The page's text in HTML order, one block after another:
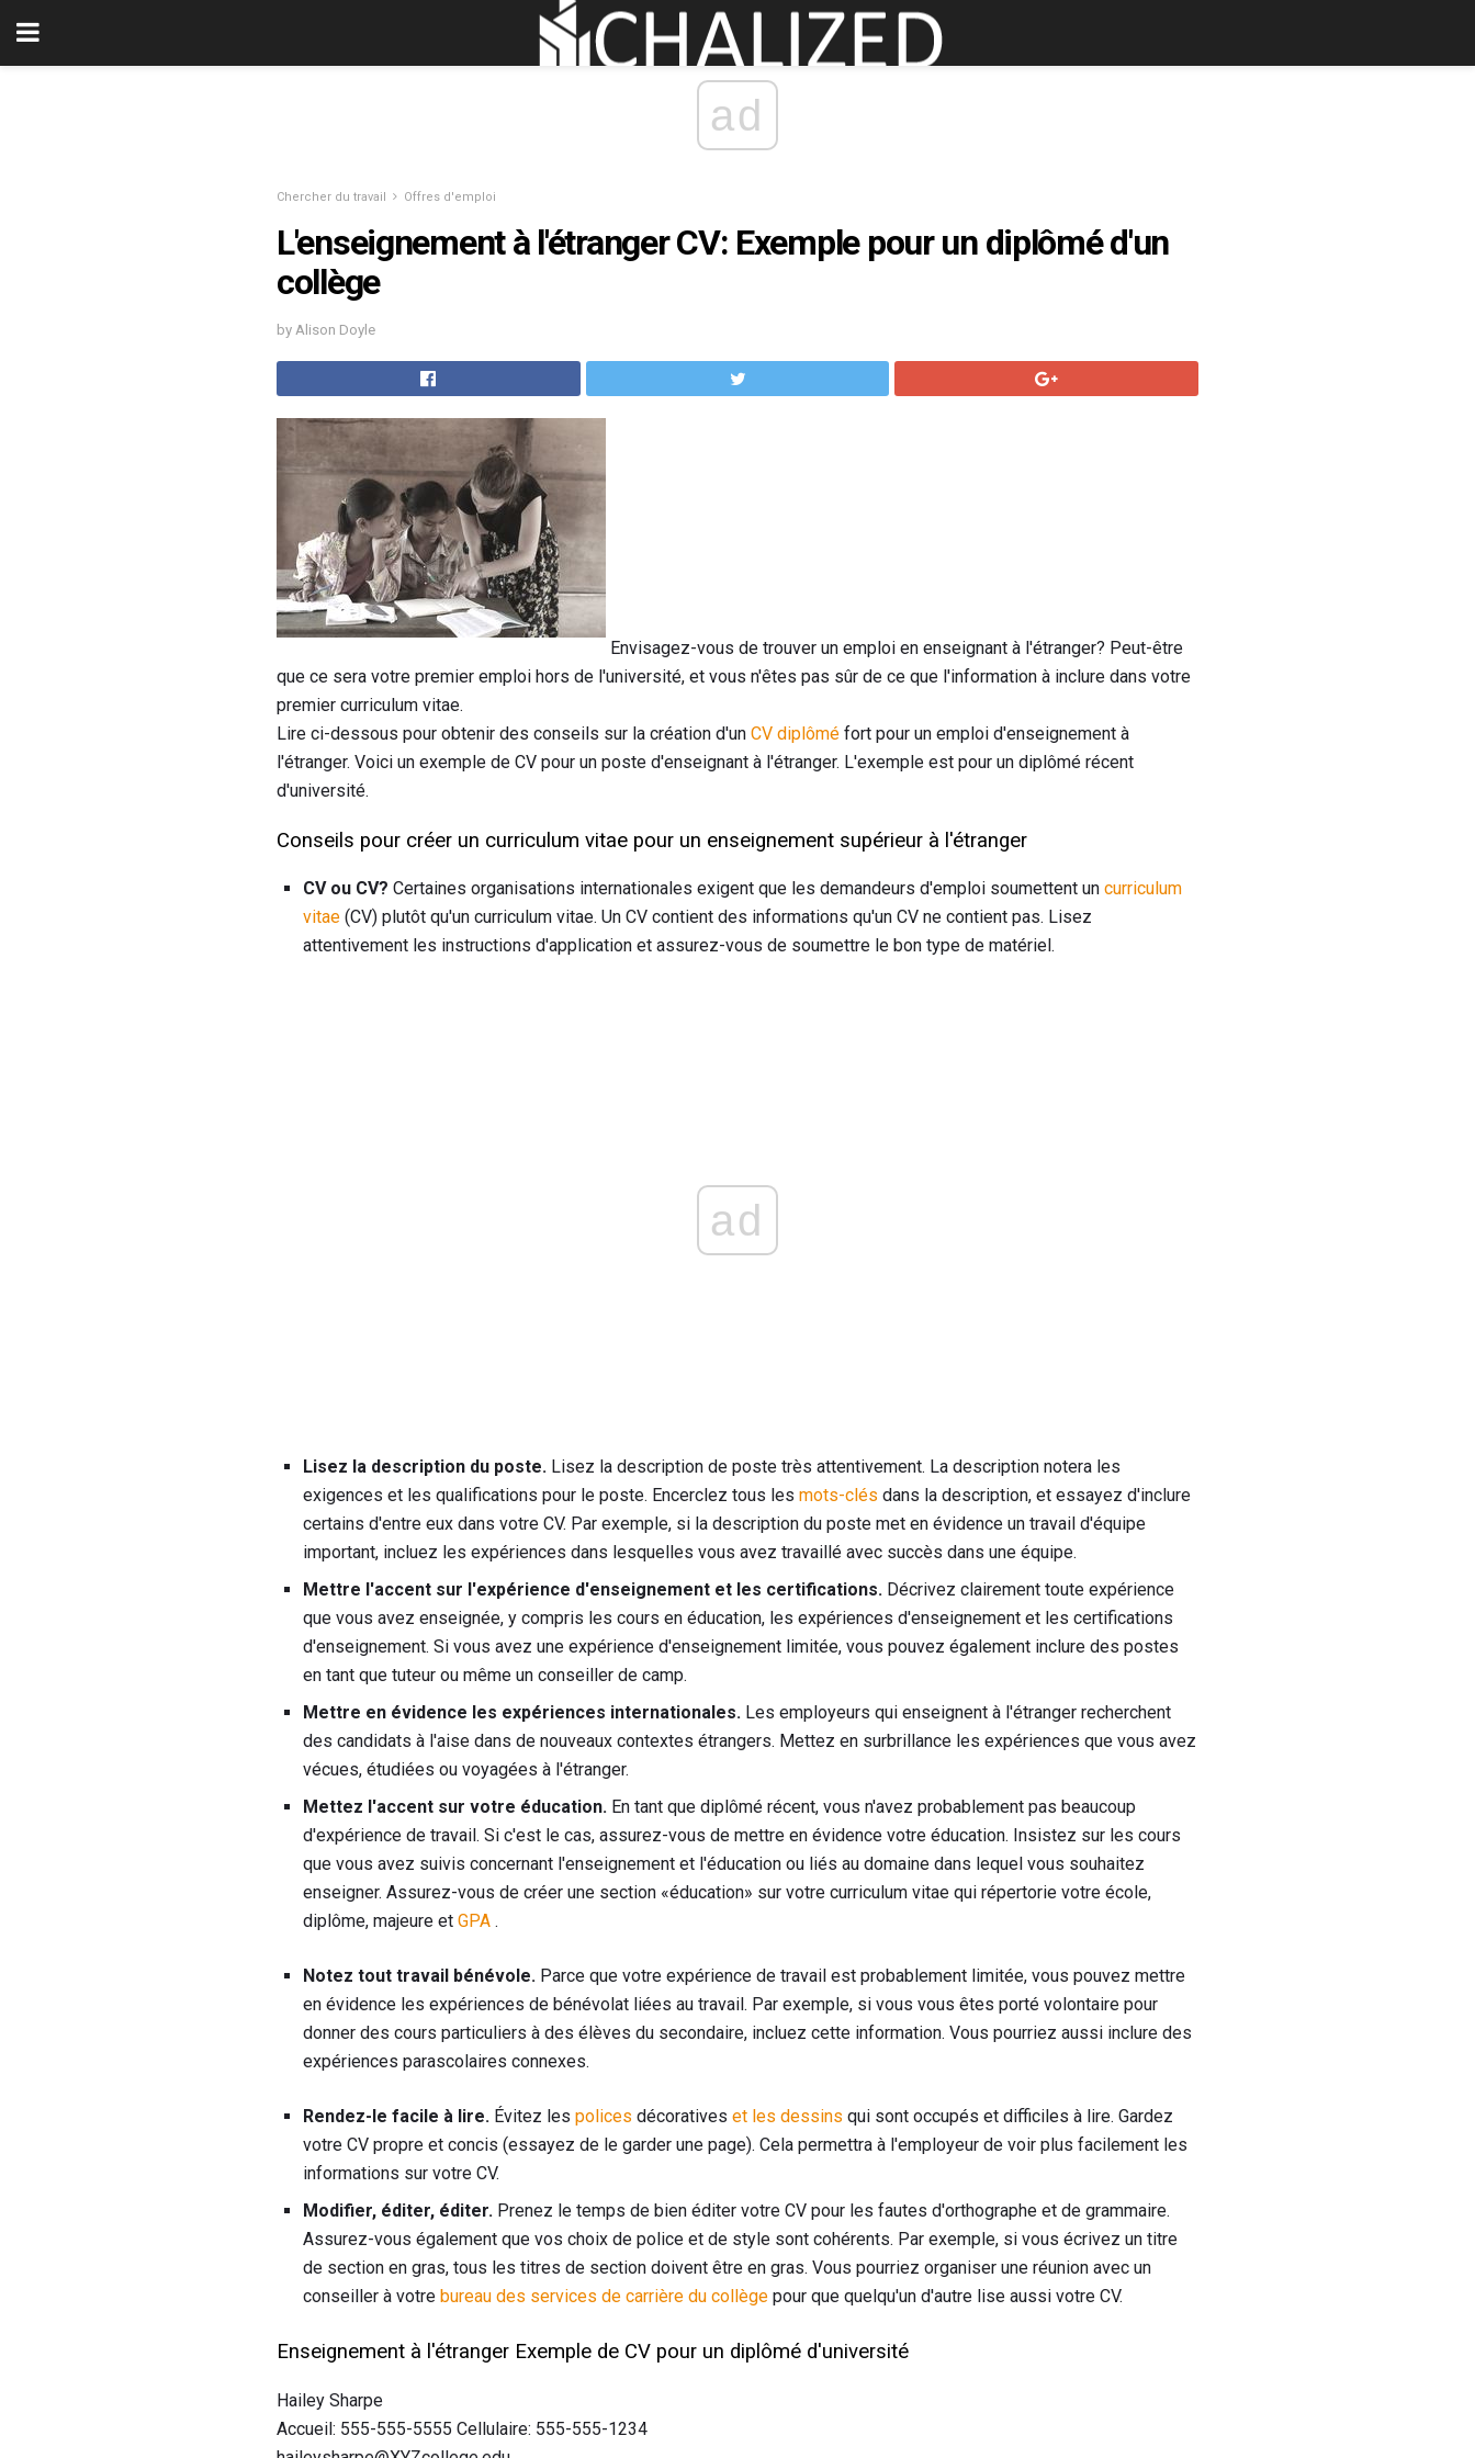
ad
Chercher du travail Offres d'emploi
L'enseignement à l'étranger CV: Exemple pour un diplômé d'un
collège
by Alison Doyle
Envisagez-vous de trouver un emploi en enseignant à l'étranger? Peut-être
que ce sera votre premier emploi hors de l'université, et vous n'êtes pas sûr de ce que l'information à inclure dans votre
premier curriculum vitae.
Lire ci-dessous pour obtenir des conseils sur la création d'un CV diplômé fort pour un emploi d'enseignement à
l'étranger. Voici un exemple de CV pour un poste d'enseignant à l'étranger. L'exemple est pour un diplômé récent
d'université.
Conseils pour créer un curriculum vitae pour un enseignement supérieur à l'étranger
CV ou CV? Certaines organisations internationales exigent que les demandeurs d'emploi soumettent un curriculum
vitae (CV) plutôt qu'un curriculum vitae. Un CV contient des informations qu'un CV ne contient pas. Lisez
attentivement les instructions d'application et assurez-vous de soumettre le bon type de matériel.
ad
Lisez la description du poste. Lisez la description de poste très attentivement. La description notera les
exigences et les qualifications pour le poste. Encerclez tous les mots-clés dans la description, et essayez d'inclure
certains d'entre eux dans votre CV. Par exemple, si la description du poste met en évidence un travail d'équipe
important, incluez les expériences dans lesquelles vous avez travaillé avec succès dans une équipe.
Mettre l'accent sur l'expérience d'enseignement et les certifications. Décrivez clairement toute expérience
que vous avez enseignée, y compris les cours en éducation, les expériences d'enseignement et les certifications
d'enseignement. Si vous avez une expérience d'enseignement limitée, vous pouvez également inclure des postes
en tant que tuteur ou même un conseiller de camp.
Mettre en évidence les expériences internationales. Les employeurs qui enseignent à l'étranger recherchent
des candidats à l'aise dans de nouveaux contextes étrangers. Mettez en surbrillance les expériences que vous avez
vécues, étudiées ou voyagées à l'étranger.
Mettez l'accent sur votre éducation. En tant que diplômé récent, vous n'avez probablement pas beaucoup
d'expérience de travail. Si c'est le cas, assurez-vous de mettre en évidence votre éducation. Insistez sur les cours
que vous avez suivis concernant l'enseignement et l'éducation ou liés au domaine dans lequel vous souhaitez
enseigner. Assurez-vous de créer une section «éducation» sur votre curriculum vitae qui répertorie votre école,
diplôme, majeure et GPA .
Notez tout travail bénévole. Parce que votre expérience de travail est probablement limitée, vous pouvez mettre
en évidence les expériences de bénévolat liées au travail. Par exemple, si vous vous êtes porté volontaire pour
donner des cours particuliers à des élèves du secondaire, incluez cette information. Vous pourriez aussi inclure des
expériences parascolaires connexes.
Rendez-le facile à lire. Évitez les polices décoratives et les dessins qui sont occupés et difficiles à lire. Gardez
votre CV propre et concis (essayez de le garder une page). Cela permettra à l'employeur de voir plus facilement les
informations sur votre CV.
Modifier, éditer, éditer. Prenez le temps de bien éditer votre CV pour les fautes d'orthographe et de grammaire.
Assurez-vous également que vos choix de police et de style sont cohérents. Par exemple, si vous écrivez un titre
de section en gras, tous les titres de section doivent être en gras. Vous pourriez organiser une réunion avec un
conseiller à votre bureau des services de carrière du collège pour que quelqu'un d'autre lise aussi votre CV.
Enseignement à l'étranger Exemple de CV pour un diplômé d'université
Hailey Sharpe
Accueil: 555-555-5555 Cellulaire: 555-555-1234